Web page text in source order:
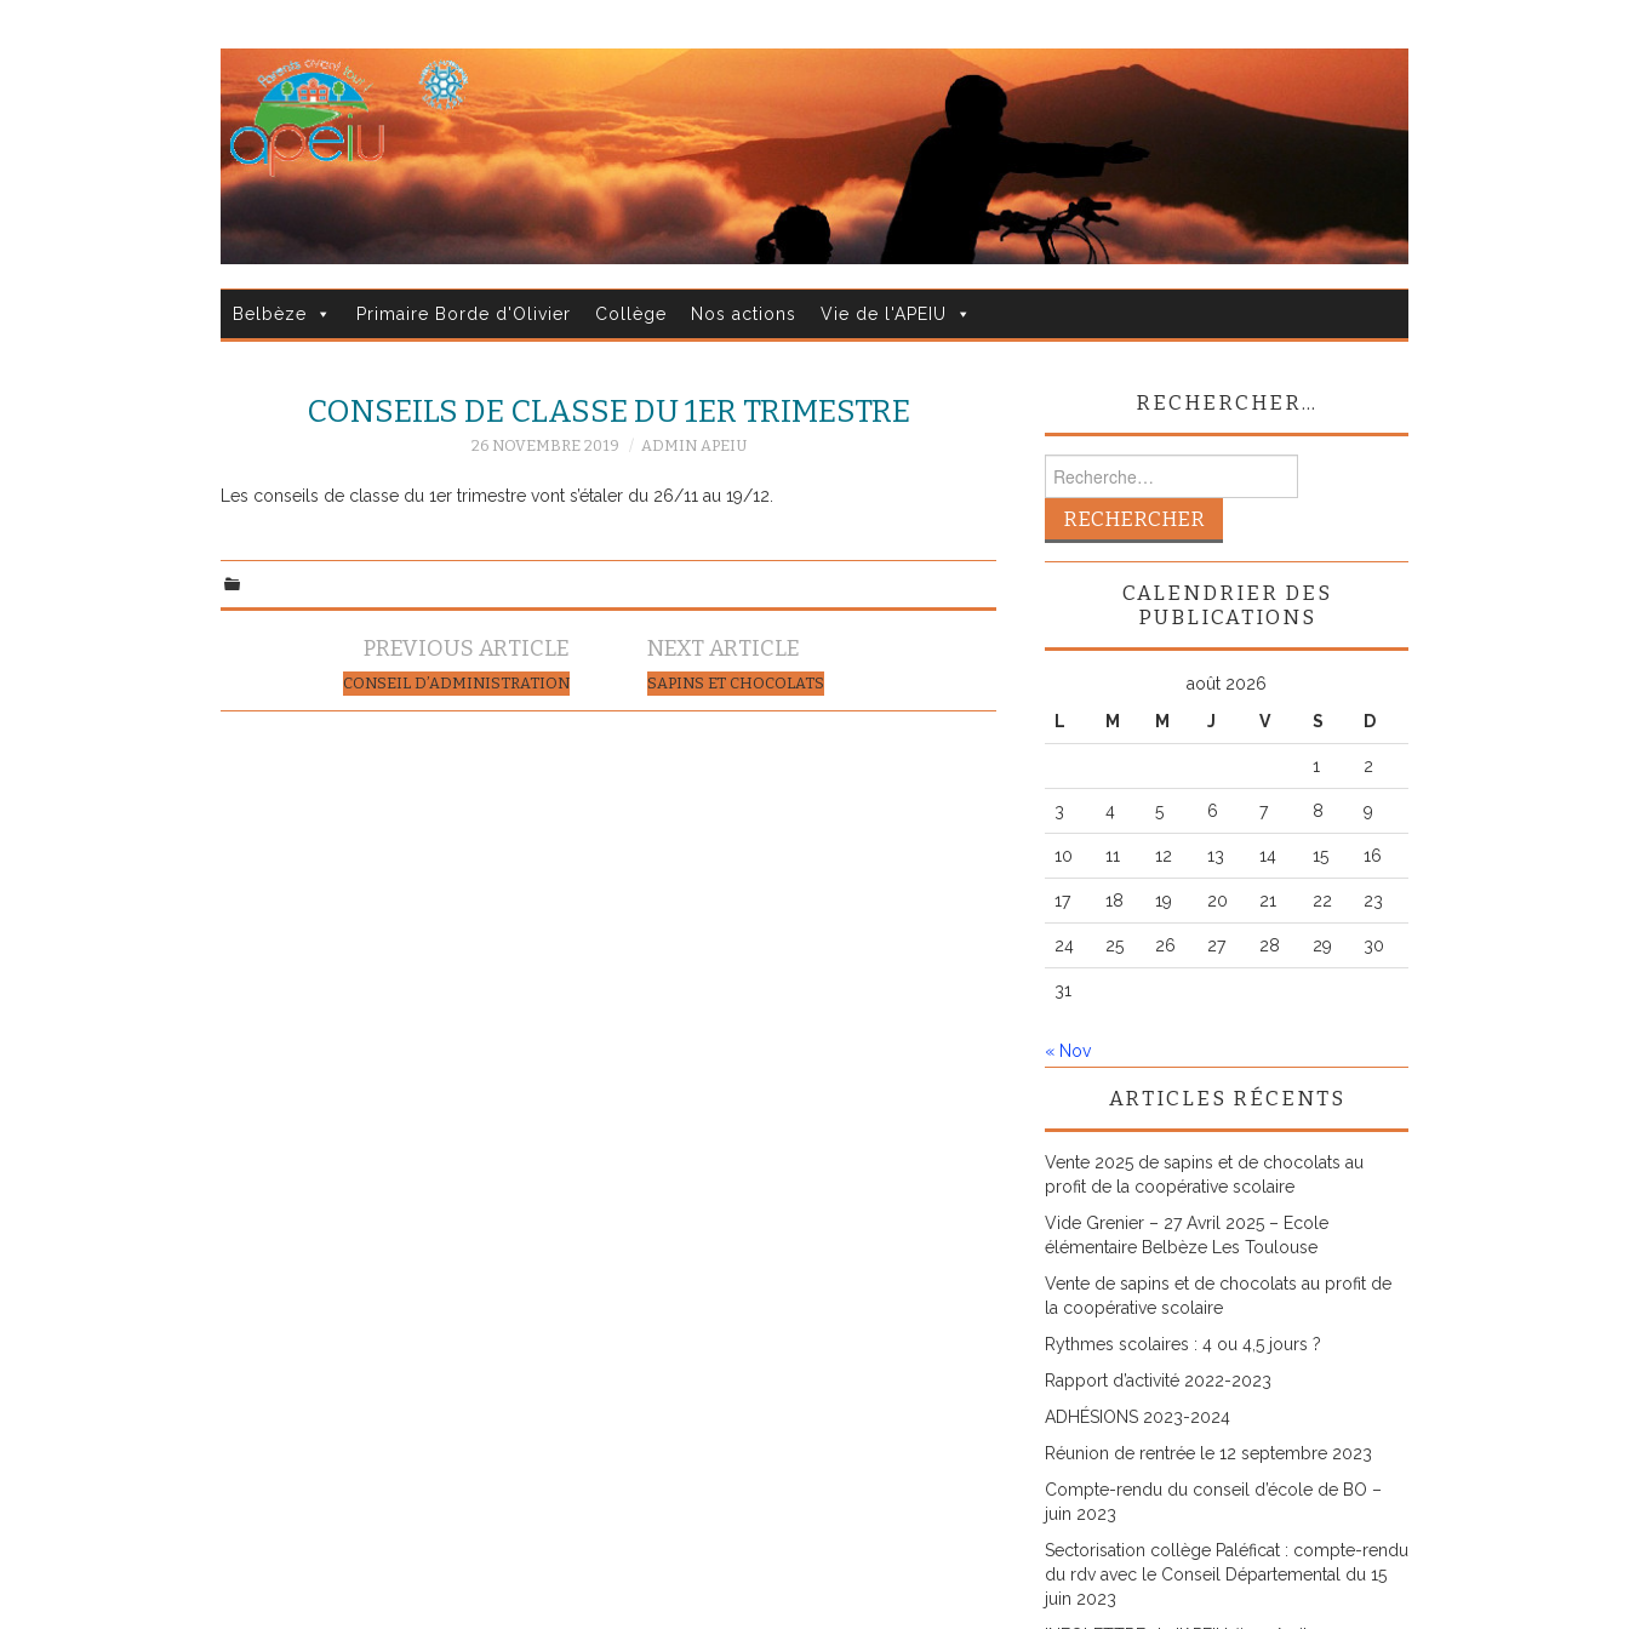
Belbèze Primaire Borde d'Olivier Collège Nos actions Vie de l'APEIU
CONSEILS DE CLASSE DU 1ER TRIMESTRE
26 NOVEMBRE 2019 ADMIN APEIU
Les conseils de classe du 1er trimestre vont s’étaler du 26/11 au 19/12.
Navigation
articles
PREVIOUS ARTICLE
CONSEIL D’ADMINISTRATION
NEXT ARTICLE
SAPINS ET CHOCOLATS
RECHERCHER…
CALENDRIER DES
PUBLICATIONS
août 2026
L
M M J V S D
1 2
3 4 5 6 7 8 9
10 11 12 13 14 15 16
17 18 19 20 21 22 23
24 25 26 27 28 29 30
31
« Nov
ARTICLES RÉCENTS
Vente 2025 de sapins et de chocolats au
profit de la coopérative scolaire
Vide Grenier – 27 Avril 2025 – Ecole
élémentaire Belbèze Les Toulouse
Vente de sapins et de chocolats au profit de
la coopérative scolaire
Rythmes scolaires : 4 ou 4,5 jours ?
Rapport d’activité 2022-2023
ADHÉSIONS 2023-2024
Réunion de rentrée le 12 septembre 2023
Compte-rendu du conseil d’école de BO –
juin 2023
Sectorisation collège Paléficat : compte-rendu
du rdv avec le Conseil Départemental du 15
juin 2023